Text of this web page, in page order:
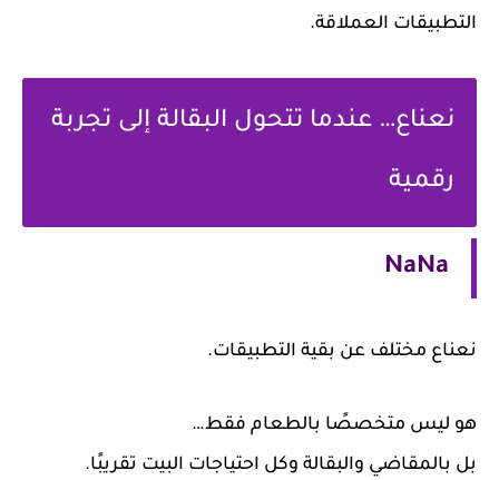
العملاقة.
نعناع… عندما تتحول البقالة إلى تجربة
رقمية
NaNa
مختلف عن بقية التطبيقات.
ليس متخصصًا بالطعام فقط…
بالمقاضي والبقالة وكل احتياجات البيت تقريبًا.